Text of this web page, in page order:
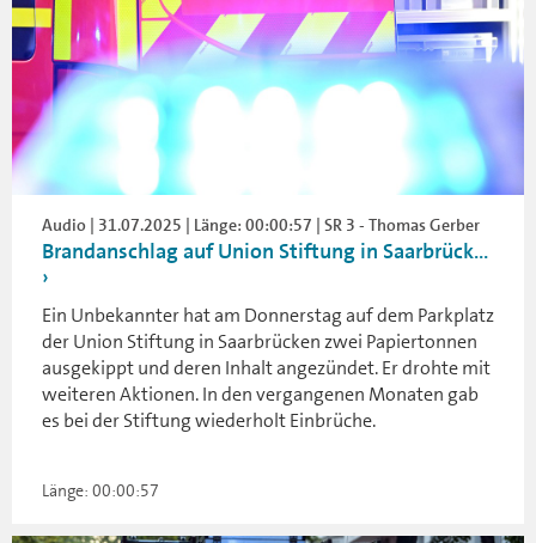
Audio | 31.07.2025 | Länge: 00:00:57 | SR 3 - Thomas Gerber
Brandanschlag auf Union Stiftung in Saarbrück...
Ein Unbekannter hat am Donnerstag auf dem Parkplatz
der Union Stiftung in Saarbrücken zwei Papiertonnen
ausgekippt und deren Inhalt angezündet. Er drohte mit
weiteren Aktionen. In den vergangenen Monaten gab
es bei der Stiftung wiederholt Einbrüche.
Länge: 00:00:57